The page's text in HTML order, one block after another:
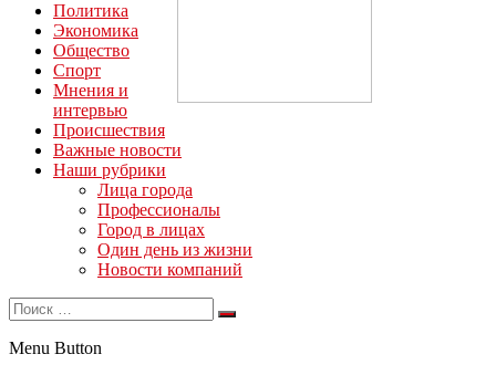
Политика
Экономика
Общество
Спорт
Мнения и
интервью
Происшествия
Важные новости
Наши рубрики
Лица города
Профессионалы
Город в лицах
Один день из жизни
Новости компаний
Menu Button